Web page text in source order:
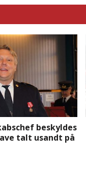
beskyldes
talt usandt på